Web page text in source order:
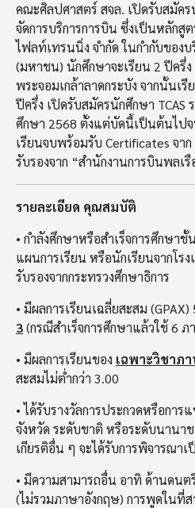
คณะศิลปศาสตร์ สจล. เปิดรับสมัค
จัดการบริการการบิน ซึ่งเป็นหลัก
ไฟลท์เทรนนิ่ง จำกัด ในกำกับของ
(มหาชน) นักศึกษาจะเรียน 2 ปีครึ่
พระจอมเกล้าลาดกระบัง จากนั้นเ
ปีครึ่ง เปิดรับสมัครนักศึกษา TCAS
ศึกษา 2568 ตั้งแต่บัดนี้เป็นต้นไป
เรียนจบพร้อมรับ Certificates จาก
รับรองจาก “สำนักงานการบินพลเ
รายละเอียด คุณสมบัติ
• กำลังศึกษาหรือสำเร็จการศึกษา
แผนการเรียน หรือนักเรียนจากโร
รับรองจากกระทรวงศึกษาธิการ
• มีผลการเรียนเฉลี่ยสะสม
3(กรณีสำเร็จการศึกษาแล้วใช้ 6 ภ
• มีผลการเรียนของ เฉพาะวิชาภ
สะสมไม่ต่ำกว่า 3.00
• ได้รับรางวัลการประกวดหรือการ
จังหวัด ระดับชาติ หรือระดับนานา
เกียรติอื่น ๆ จะได้รับการพิจารณา
• มีความสามารถอื่น อาทิ ด้านดน
(ไม่รวมภาษาอังกฤษ) การพูดในที่